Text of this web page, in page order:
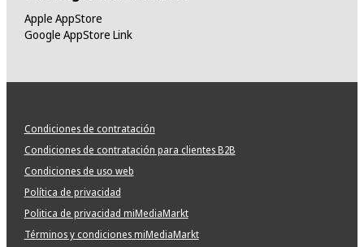
Apple AppStore
Google AppStore Link
Condiciones de contratación
Condiciones de contratación para clientes B2B
Condiciones de uso web
Política de privacidad
Politica de privacidad miMediaMarkt
Términos y condiciones miMediaMarkt